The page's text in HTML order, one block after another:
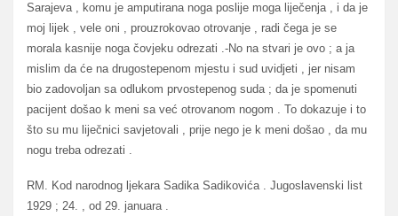
Sarajeva , komu je amputirana noga poslije moga liječenja , i da je
moj lijek , vele oni , prouzrokovao otrovanje , radi čega je se
morala kasnije noga čovjeku odrezati .-No na stvari je ovo ; a ja
mislim da će na drugostepenom mjestu i sud uvidjeti , jer nisam
bio zadovoljan sa odlukom prvostepenog suda ; da je spomenuti
pacijent došao k meni sa već otrovanom nogom . To dokazuje i to
što su mu liječnici savjetovali , prije nego je k meni došao , da mu
nogu treba odrezati .
RM. Kod narodnog ljekara Sadika Sadikovića . Jugoslavenski list
1929 ; 24. , od 29. januara .